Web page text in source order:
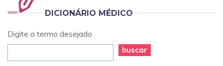
DICIONÁRIO MÉDICO
Digite o termo desejado
buscar